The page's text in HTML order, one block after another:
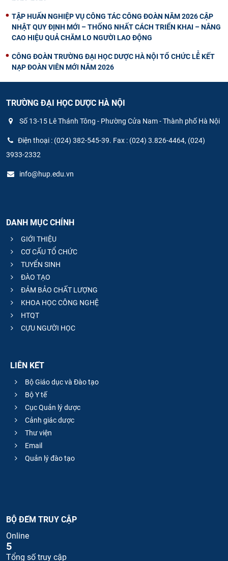
TẬP HUẤN NGHIỆP VỤ CÔNG TÁC CÔNG ĐOÀN NĂM 2026 CẬP
NHẬT QUY ĐỊNH MỚI – THỐNG NHẤT CÁCH TRIỂN KHAI – NÂNG
CAO HIỆU QUẢ CHĂM LO NGƯỜI LAO ĐỘNG
CÔNG ĐOÀN TRƯỜNG ĐẠI HỌC DƯỢC HÀ NỘI TỔ CHỨC LỄ KẾT
NẠP ĐOÀN VIÊN MỚI NĂM 2026
TRƯỜNG ĐẠI HỌC DƯỢC HÀ NỘI
Số 13-15 Lê Thánh Tông - Phường Cửa Nam - Thành phố Hà Nội
Điện thoại : (024) 382-545-39. Fax : (024) 3.826-4464, (024)
3933-2332
info@hup.edu.vn
DANH MỤC CHÍNH
GIỚI THIỆU
CƠ CẤU TỔ CHỨC
TUYỂN SINH
ĐÀO TẠO
ĐẢM BẢO CHẤT LƯỢNG
KHOA HỌC CÔNG NGHỆ
HTQT
CỰU NGƯỜI HỌC
LIÊN KẾT
Bộ Giáo dục và Đào tạo
Bộ Y tế
Cục Quản lý dược
Cảnh giác dược
Thư viện
Email
Quản lý đào tạo
BỘ ĐẾM TRUY CẬP
Online
5
Tổng số truy cập